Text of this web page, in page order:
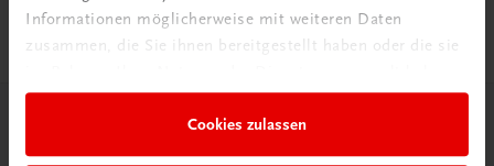
Informationen möglicherweise mit weiteren Daten
zusammen, die Sie ihnen bereitgestellt haben oder die sie
Cookies zulassen
Jetzt anmelden
Herzlich willkommen bei TRAUNER!